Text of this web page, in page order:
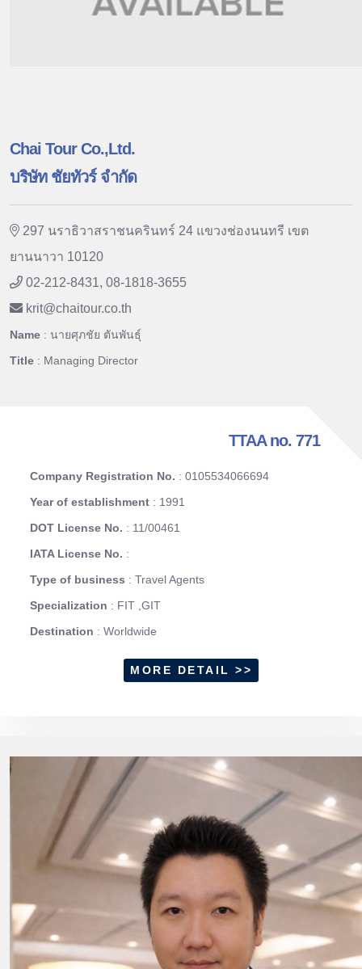
Chai Tour Co.,Ltd.
บริษัท ชัยทัวร์ จำกัด
297 นราธิวาสราชนครินทร์ 24 แขวงช่องนนทรี เขต
ยานนาวา 10120
02-212-8431, 08-1818-3655
krit@chaitour.co.th
Name : นายศุภชัย ตันพันธุ์
Title : Managing Director
TTAA no. 771
Company Registration No. : 0105534066694
Year of establishment : 1991
DOT License No. : 11/00461
IATA License No. :
Type of business : Travel Agents
Specialization : FIT ,GIT
Destination : Worldwide
MORE DETAIL >>